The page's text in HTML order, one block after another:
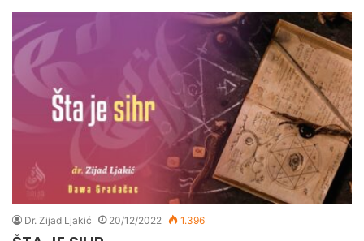
Dr. Zijad Ljakić 20/12/2022 1.396